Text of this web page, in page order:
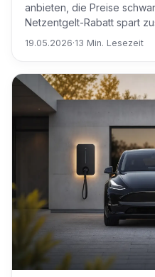
anbieten, die Preise
Netzentgelt-Rabatt spart
19.05.2026·13 Min. Lesezeit